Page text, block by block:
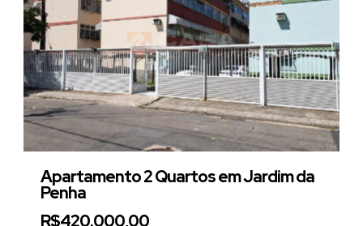
Apartamento 2 Quartos em Jardim da
Penha
R$420.000,00